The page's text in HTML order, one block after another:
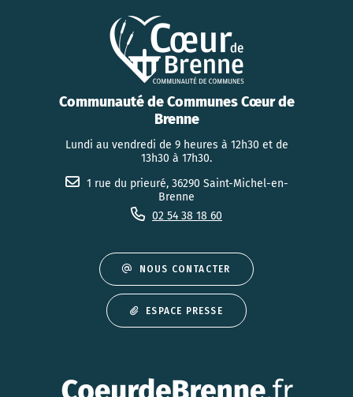
Communauté de Communes Cœur de
Brenne
Lundi au vendredi de 9 heures à 12h30 et de
13h30 à 17h30.
1 rue du prieuré, 36290 Saint-Michel-en-
Brenne
02 54 38 18 60
NOUS CONTACTER
ESPACE PRESSE